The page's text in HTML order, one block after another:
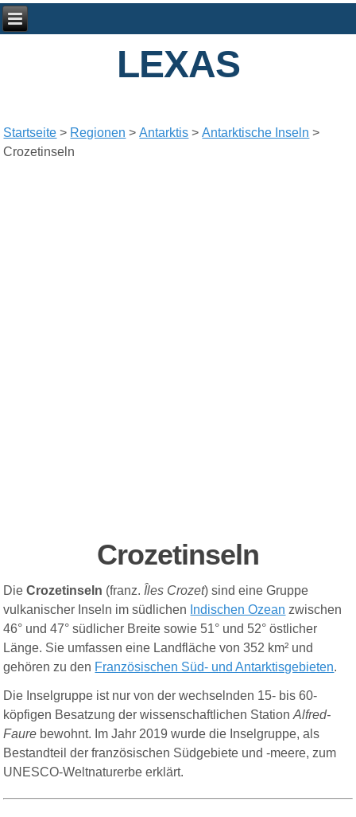
LEXAS
Startseite > Regionen >Antarktis >Antarktische Inseln >
Crozetinseln
Crozetinseln
DieCrozetinseln (franz.Îles Crozet) sind eine Gruppe
vulkanischer Inseln im südlichen Indischen Ozean zwischen
46° und 47° südlicher Breite sowie 51° und 52° östlicher
Länge. Sie umfassen eine Landfläche von 352 km² und
gehören zu den Französischen Süd- und Antarktisgebieten.
Die Inselgruppe ist nur von der wechselnden 15- bis 60-
köpfigen Besatzung der wissenschaftlichen StationAlfred-
Faure bewohnt. Im Jahr 2019 wurde die Inselgruppe, als
Bestandteil der französischen Südgebiete und -meere, zum
UNESCO-Weltnaturerbe erklärt.